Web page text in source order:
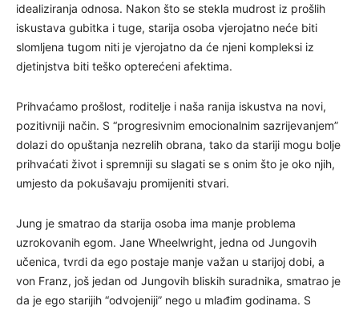
idealiziranja odnosa. Nakon što se stekla mudrost iz prošlih
iskustava gubitka i tuge, starija osoba vjerojatno neće biti
slomljena tugom niti je vjerojatno da će njeni kompleksi iz
djetinjstva biti teško opterećeni afektima.
Prihvaćamo prošlost, roditelje i naša ranija iskustva na novi,
pozitivniji način. S “progresivnim emocionalnim sazrijevanjem”
dolazi do opuštanja nezrelih obrana, tako da stariji mogu bolje
prihvaćati život i spremniji su slagati se s onim što je oko njih,
umjesto da pokušavaju promijeniti stvari.
Jung je smatrao da starija osoba ima manje problema
uzrokovanih egom. Jane Wheelwright, jedna od Jungovih
učenica, tvrdi da ego postaje manje važan u starijoj dobi, a
von Franz, još jedan od Jungovih bliskih suradnika, smatrao je
da je ego starijih “odvojeniji” nego u mlađim godinama. S